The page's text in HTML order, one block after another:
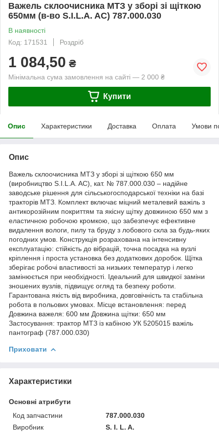
Важель склоочисника МТЗ у зборі зі щіткою
650мм (в-во S.I.L.A. AC) 787.000.030
В наявності
Код: 171531
Роздріб
1 084,50 ₴
Мінімальна сума замовлення на сайті — 2 000 ₴
Купити
Опис Характеристики Доставка Оплата Умови
Опис
Важель склоочисника МТЗ у зборі зі щіткою 650 мм
(виробництво S.I.L.A. AC), кат. № 787.000.030 – надійне
заводське рішення для сільськогосподарської техніки на базі
тракторів МТЗ. Комплект включає міцний металевий важіль з
антикорозійним покриттям та якісну щітку довжиною 650 мм з
еластичною робочою кромкою, що забезпечує ефективне
видалення вологи, пилу та бруду з лобового скла за будь-яких
погодних умов. Конструкція розрахована на інтенсивну
експлуатацію: стійкість до вібрацій, точна посадка на вузлі
кріплення і проста установка без додаткових доробок. Щітка
зберігає робочі властивості за низьких температур і легко
замінюється при необхідності. Ідеальний для швидкої заміни
зношених вузлів, підвищує огляд та безпеку роботи.
Гарантована якість від виробника, довговічність та стабільна
робота в польових умовах. Місце встановлення: перед
Довжина важеля: 600 мм Довжина щітки: 650 мм
Застосування: трактор МТЗ із кабіною УК 5205015 важіль
пантограф (787.000.030)
Приховати
Характеристики
Основні атрибути
Код запчастини
787.000.030
Виробник
S. I. L. A.